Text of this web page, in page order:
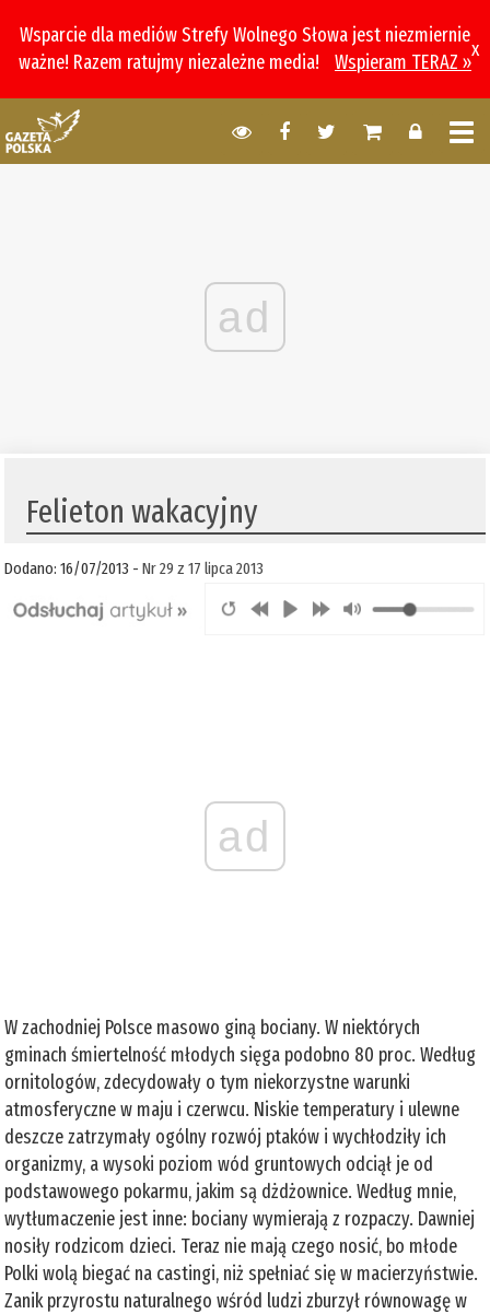
Wsparcie dla mediów Strefy Wolnego Słowa jest niezmiernie
ważne! Razem ratujmy niezależne media!
Wspieram TERAZ »
x
ad
Felieton wakacyjny
Dodano: 16/07/2013 -Nr 29 z 17 lipca 2013
ad
W zachodniej Polsce masowo giną bociany. W niektórych
gminach śmiertelność młodych sięga podobno 80 proc. Według
ornitologów, zdecydowały o tym niekorzystne warunki
atmosferyczne w maju i czerwcu. Niskie temperatury i ulewne
deszcze zatrzymały ogólny rozwój ptaków i wychłodziły ich
organizmy, a wysoki poziom wód gruntowych odciął je od
podstawowego pokarmu, jakim są dżdżownice. Według mnie,
wytłumaczenie jest inne: bociany wymierają z rozpaczy. Dawniej
nosiły rodzicom dzieci. Teraz nie mają czego nosić, bo młode
Polki wolą biegać na castingi, niż spełniać się w macierzyństwie.
Zanik przyrostu naturalnego wśród ludzi zburzył równowagę w